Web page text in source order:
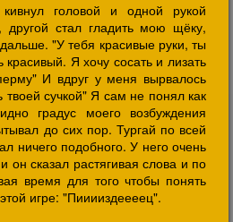
головой и одной рукой
другой стал гладить мою щёку,
"У тебя красивые руки, ты
Я хочу сосать и лизать
И вдруг у меня вырвалось
сучкой" Я сам не понял как
градус моего возбуждения
до сих пор. Тургай по всей
ничего подобного. У него очень
он сказал растягивая слова и по
время для того чтобы понять
игре: "Пииииздеееец".